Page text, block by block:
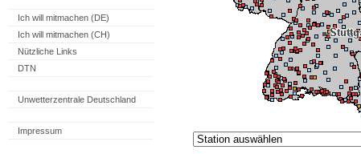
Ich will mitmachen (DE)
Ich will mitmachen (CH)
Nützliche Links
DTN
Unwetterzentrale Deutschland
Impressum